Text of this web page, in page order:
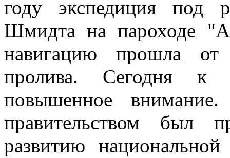
году экспедиция под
Шмидта на пароходе
навигацию прошла от
пролива. Сегодня к
повышенное
правительством был
развитию